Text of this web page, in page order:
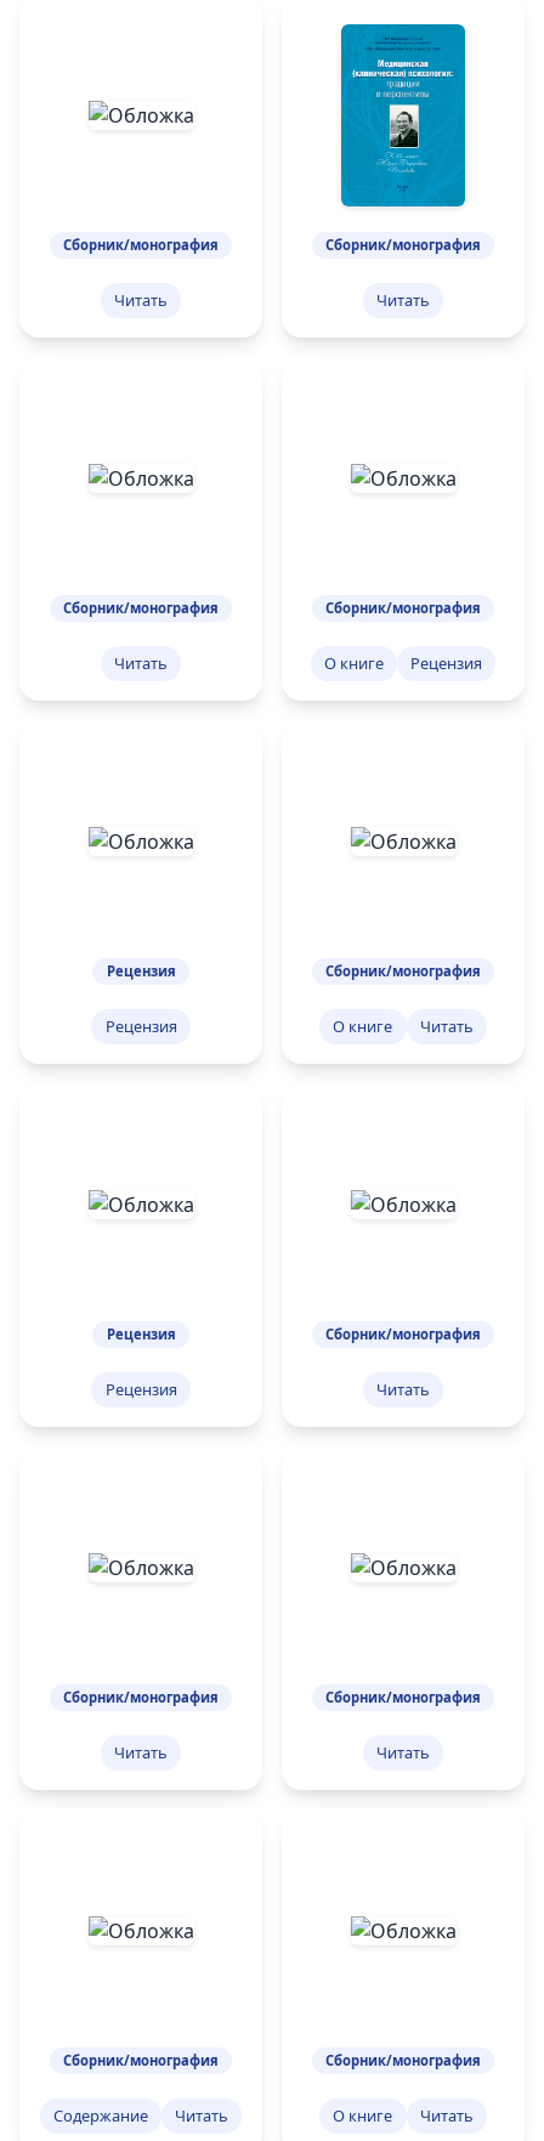
Сборник/монография
Читать
Сборник/монография
Читать
Сборник/монография
Читать
Сборник/монография
О книге Рецензия
Рецензия
Рецензия
Сборник/монография
О книге Читать
Рецензия
Рецензия
Сборник/монография
Читать
Сборник/монография
Читать
Сборник/монография
Читать
Сборник/монография
Содержание Читать
Сборник/монография
О книге Читать